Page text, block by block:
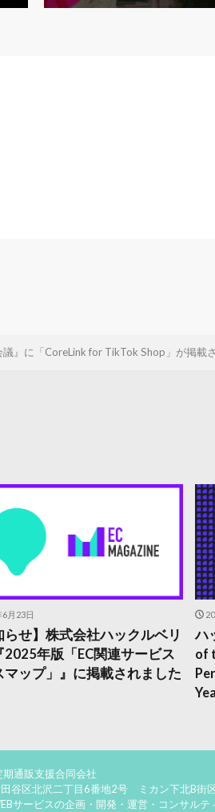
』に「CoreLink for TikTok Shop」が掲載
6月23日
らせ】株式会社ハックルベリ
2025年版「EC関連サービス
マップ」』に掲載されました
ハ
of
期通販支援合同会社
田谷区北沢二丁目6番地2号 ミカン下北B
サービスの企画・開発・運営・コンサルテ